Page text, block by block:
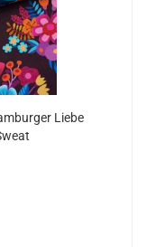
Liebe